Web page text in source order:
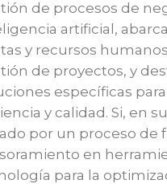
de procesos de
artificial,
y recursos
de proyectos, y
específicas
y calidad. Si, en
por un proceso de
en
para la